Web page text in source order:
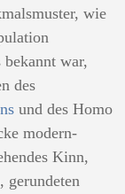
wie
bekannt war,
des
und des Homo
modern-
Kinn,
gerundeten